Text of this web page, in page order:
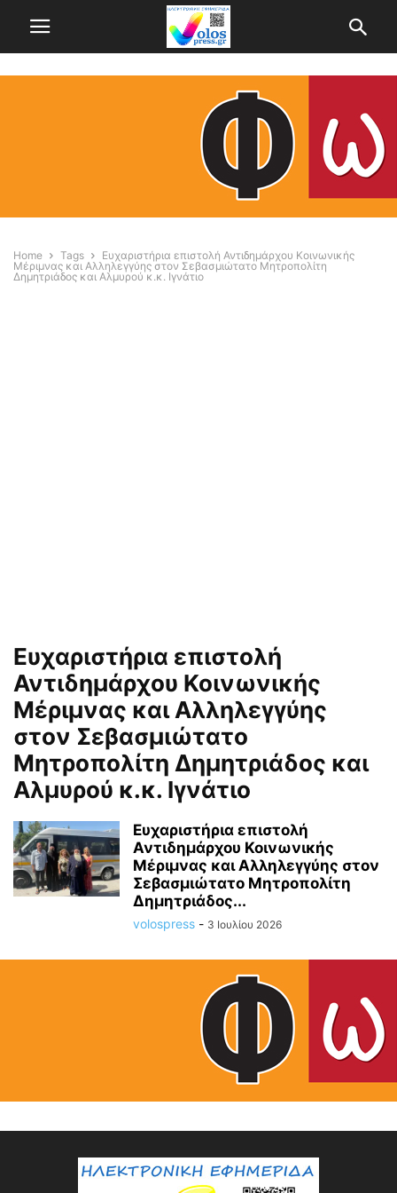
Home Tags
Ευχαριστήρια επιστολή Αντιδημάρχου Κοινωνικής
Μέριμνας και Αλληλεγγύης στον Σεβασμιώτατο Μητροπολίτη
Δημητριάδος και Αλμυρού κ.κ. Ιγνάτιο
Ευχαριστήρια επιστολή
Αντιδημάρχου Κοινωνικής
Μέριμνας και Αλληλεγγύης
στον Σεβασμιώτατο
Μητροπολίτη Δημητριάδος και
Αλμυρού κ.κ. Ιγνάτιο
Ευχαριστήρια επιστολή
Αντιδημάρχου Κοινωνικής
Μέριμνας και Αλληλεγγύης στον
Σεβασμιώτατο Μητροπολίτη
Δημητριάδος...
volospress - 3 Ιουλίου 2026